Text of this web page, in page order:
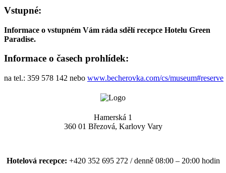
Vstupné:
Informace o vstupném Vám ráda sdělí recepce Hotelu Green
Paradise.
Informace o časech prohlídek:
na tel.: 359 578 142 nebo www.becherovka.com/cs/museum#reserve
Hamerská 1
360 01 Březová, Karlovy Vary
Hotelová recepce: +420 352 695 272 / denně 08:00 – 20:00 hodin